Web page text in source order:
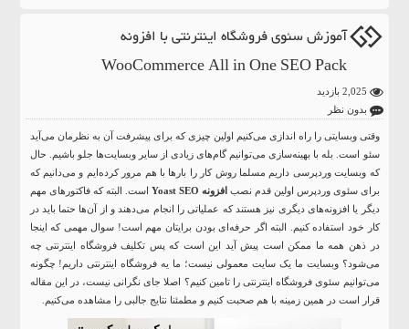
آموزش سئوی فروشگاه اینترنتی با افزونه
WooCommerce All in One SEO Pack
بدون نظر
وقتی وبسایتی را راه اندازی می‌کنیم اولین چیزی که برای پیشرفت آن به نظرمان می‌آید
سئو است. بله با بهینه‌سازی می‌توانیم گام‌های زیادی از سایر وبسایت‌ها جلو باشیم. حال
که وبسایت وردپرسی داریم مسلما روش کار را بارها با هم مرور کرده‌ایم و می‌دانیم که
برای سئوی وردپرس اولین قدم نصب افزونه Yoast SEO
است. البته که فاکتورهای مهم
دیگر یا افزونه‌های دیگری نیز هستند که عملیاتی را انجام می‌دهند و از آن‌ها حتما باید در
کار خود استفاده کنیم. البته اگر حرفه‌ای بودن برایتان مهم است! سوال مهمی که اینجا
در ذهن همه ما ممکن است پیش آید این است که پس تکلیف فروشگاه اینترنتی چه
می‌شود؟ وبسایت ما یک سایت معمولی نیست؛ ما یه فروشگاه اینترنتی داریم! چگونه
می‌توانیم سئوی فروشگاه اینترنتی را تامین کنیم؟ اصلا جای نگرانی نیست، در این مقاله
قرار است در همین زمینه با هم صحبت کنیم و مطمئنا نتایج جالبی را مشاهده می‌کنیم.